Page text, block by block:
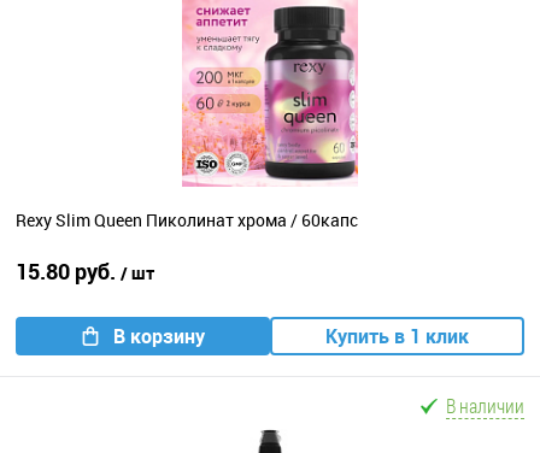
Rexy Slim Queen Пиколинат хрома / 60капс
15.80 руб. / шт
В корзину Купить в 1 клик
В наличии